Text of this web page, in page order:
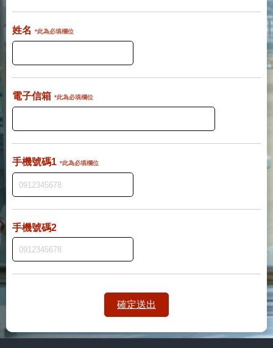
姓名 *此為必填欄位
電子信箱 *此為必填欄位
手機號碼1 *此為必填欄位
手機號碼2
確定送出